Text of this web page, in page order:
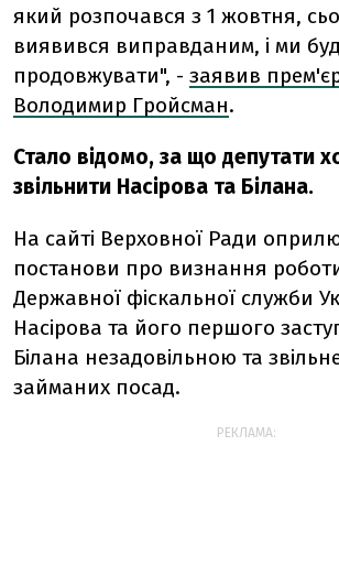
який розпочався з 1 жовтня,
виявився виправданим, і ми
продовжувати", - заявив
Володимир Гройсман.
Стало відомо, за що депутати
звільнити Насірова та Білана.
На сайті Верховної Ради
постанови про визнання
Державної фіскальної служби
Насірова та його першого
Білана незадовільною та
займаних посад.
РЕКЛАМА: